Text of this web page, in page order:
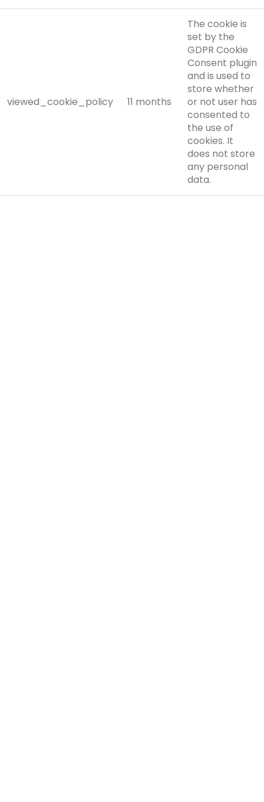
viewed_cookie_policy 11 months
The cookie is
set by the
GDPR Cookie
Consent plugin
and is used to
store whether
or not user has
consented to
the use of
cookies. It
does not store
any personal
data.